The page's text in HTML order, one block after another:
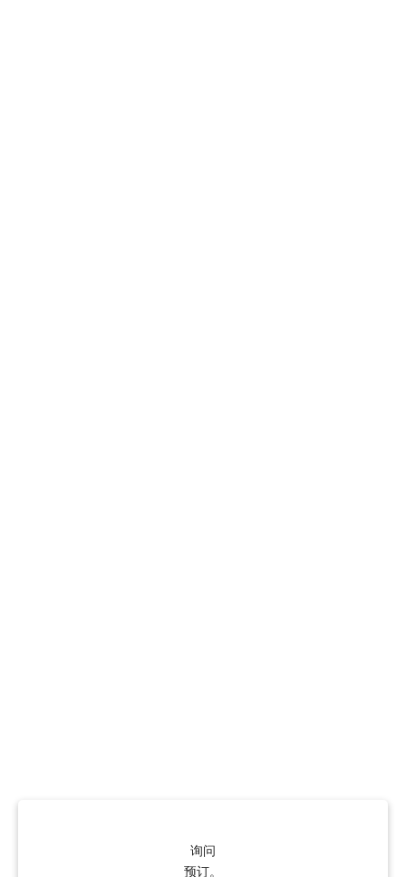
询问
预订。